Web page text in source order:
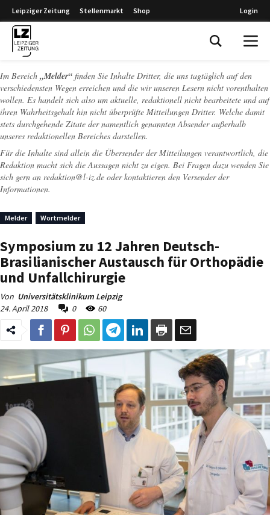
Leipziger Zeitung Stellenmarkt Shop Login
Im Bereich „Melder“ finden Sie Inhalte Dritter, die uns tagtäglich auf den
verschiedensten Wegen erreichen und die wir unseren Lesern nicht vorenthalten
wollen. Es handelt sich also um aktuelle, redaktionell nicht bearbeitete und auf
ihren Wahrheitsgehalt hin nicht überprüfte Mitteilungen Dritter. Welche damit
stets durchgehende Zitate der namentlich genannten Absender außerhalb
unseres redaktionellen Bereiches darstellen.
Für die Inhalte sind allein die Übersender der Mitteilungen verantwortlich, die
Redaktion macht sich die Aussagen nicht zu eigen. Bei Fragen dazu wenden Sie
sich gern an redaktion@l-iz.de oder kontaktieren den Versender der
Informationen.
Melder Wortmelder
Symposium zu 12 Jahren Deutsch-
Brasilianischer Austausch für Orthopädie
und Unfallchirurgie
Von Universitätsklinikum Leipzig
24. April 2018
0 60